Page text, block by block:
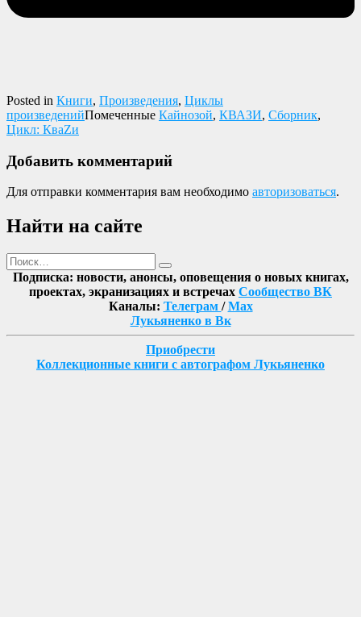
Posted in Книги, Произведения, Циклы
произведенийПомеченные Кайнозой, КВАЗИ, Сборник,
Цикл: КваZи
Добавить комментарий
Для отправки комментария вам необходимо авторизоваться.
Найти на сайте
Поиск
Найти
Подписка: новости, анонсы, оповещения о новых книгах,
проектах, экранизациях и встречах Сообщество ВК
Каналы: Телеграм /Max
Лукьяненко в Вк
Приобрести
Коллекционные книги с автографом Лукьяненко